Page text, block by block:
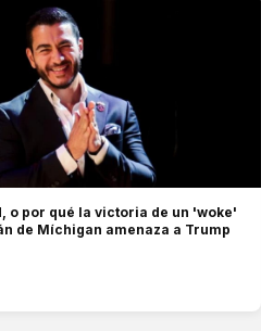
o por qué la victoria de un 'woke'
de Míchigan amenaza a Trump